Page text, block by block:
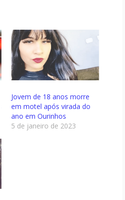
Jovem de 18 anos morre
em motel após virada do
ano em Ourinhos
5 de janeiro de 2023